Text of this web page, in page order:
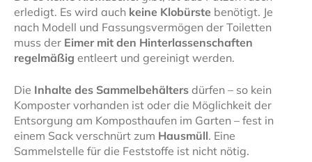
erledigt. Es wird auch keine Klobürste benötigt. Je
nach Modell und Fassungsvermögen der Toiletten
muss der Eimer mit den Hinterlassenschaften
regelmäßig entleert und gereinigt werden.
Die Inhalte des Sammelbehälters dürfen – so kein
Komposter vorhanden ist oder die Möglichkeit der
Entsorgung am Komposthaufen im Garten – fest in
einem Sack verschnürt zum Hausmüll. Eine
Sammelstelle für die Feststoffe ist nicht nötig.